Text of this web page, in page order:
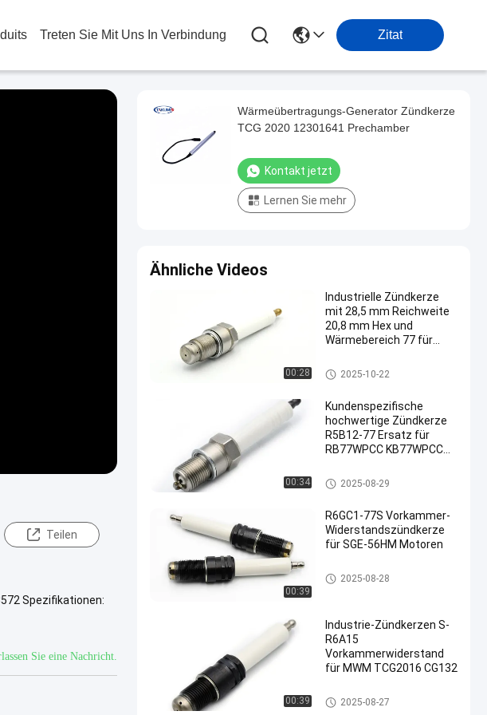
Treten Sie Mit Uns In Verbindung Zitat
Teilen
Spezifikationen:
Sie eine Nachricht.
Wärmeübertragungs-Generator Zündkerze
TCG 2020 12301641 Prechamber
Kontakt jetzt
Lernen Sie mehr
Ähnliche Videos
00:28
Industrielle Zündkerze
mit 28,5 mm Reichweite
20,8 mm Hex und
Wärmebereich 77 für
Generatorzündkerze
2025-10-22
00:34
Kundenspezifische
hochwertige Zündkerze
R5B12-77 Ersatz für
RB77WPCC KB77WPCC
industrielle Zündkerze
2025-08-29
00:39
R6GC1-77S Vorkammer-
Widerstandszündkerze
für SGE-56HM Motoren
Vorkammerzündkerzen
2025-08-28
00:39
Industrie-Zündkerzen S-
R6A15
Vorkammerwiderstand
für MWM TCG2016 CG132
Vorkammerzündkerzen
2025-08-27